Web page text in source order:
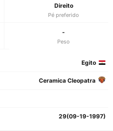
Direito
Pé preferido
-
Peso
Egito
Ceramica Cleopatra
29(09-19-1997)